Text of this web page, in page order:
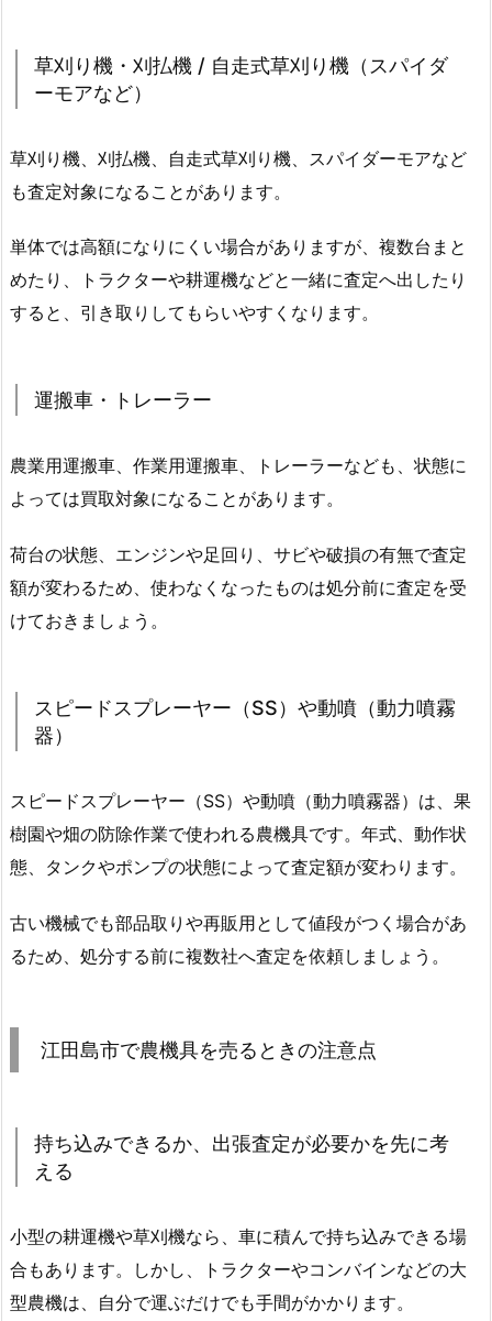
草刈り機・刈払機 / 自走式草刈り機（スパイダ
ーモアなど）
草刈り機、刈払機、自走式草刈り機、スパイダーモアなど
も査定対象になることがあります。
単体では高額になりにくい場合がありますが、複数台まと
めたり、トラクターや耕運機などと一緒に査定へ出したり
すると、引き取りしてもらいやすくなります。
運搬車・トレーラー
農業用運搬車、作業用運搬車、トレーラーなども、状態に
よっては買取対象になることがあります。
荷台の状態、エンジンや足回り、サビや破損の有無で査定
額が変わるため、使わなくなったものは処分前に査定を受
けておきましょう。
スピードスプレーヤー（SS）や動噴（動力噴霧
器）
スピードスプレーヤー（SS）や動噴（動力噴霧器）は、果
樹園や畑の防除作業で使われる農機具です。年式、動作状
態、タンクやポンプの状態によって査定額が変わります。
古い機械でも部品取りや再販用として値段がつく場合があ
るため、処分する前に複数社へ査定を依頼しましょう。
江田島市で農機具を売るときの注意点
持ち込みできるか、出張査定が必要かを先に考
える
小型の耕運機や草刈機なら、車に積んで持ち込みできる場
合もあります。しかし、トラクターやコンバインなどの大
型農機は、自分で運ぶだけでも手間がかかります。